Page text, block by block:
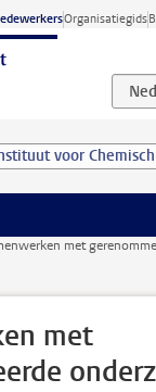
Organisatiegids
met
met